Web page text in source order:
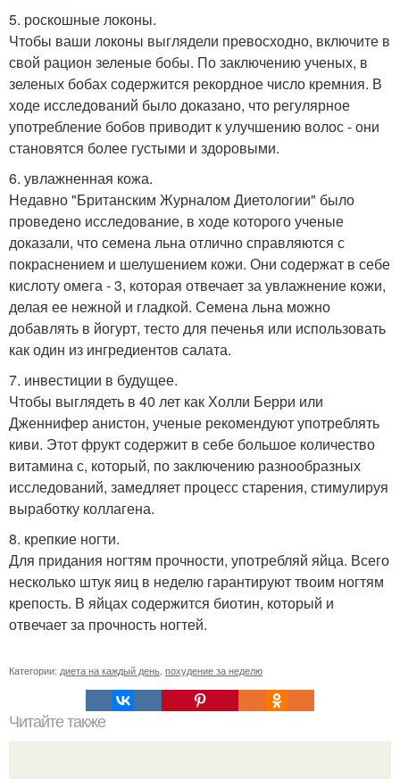
5. роскошные локоны.
Чтобы ваши локоны выглядели превосходно, включите в
свой рацион зеленые бобы. По заключению ученых, в
зеленых бобах содержится рекордное число кремния. В
ходе исследований было доказано, что регулярное
употребление бобов приводит к улучшению волос - они
становятся более густыми и здоровыми.
6. увлажненная кожа.
Недавно "Британским Журналом Диетологии" было
проведено исследование, в ходе которого ученые
доказали, что семена льна отлично справляются с
покраснением и шелушением кожи. Они содержат в себе
кислоту омега - 3, которая отвечает за увлажнение кожи,
делая ее нежной и гладкой. Семена льна можно
добавлять в йогурт, тесто для печенья или использовать
как один из ингредиентов салата.
7. инвестиции в будущее.
Чтобы выглядеть в 40 лет как Холли Берри или
Дженнифер анистон, ученые рекомендуют употреблять
киви. Этот фрукт содержит в себе большое количество
витамина с, который, по заключению разнообразных
исследований, замедляет процесс старения, стимулируя
выработку коллагена.
8. крепкие ногти.
Для придания ногтям прочности, употребляй яйца. Всего
несколько штук яиц в неделю гарантируют твоим ногтям
крепость. В яйцах содержится биотин, который и
отвечает за прочность ногтей.
Категории: диета на каждый день похудение за неделю
Читайте также